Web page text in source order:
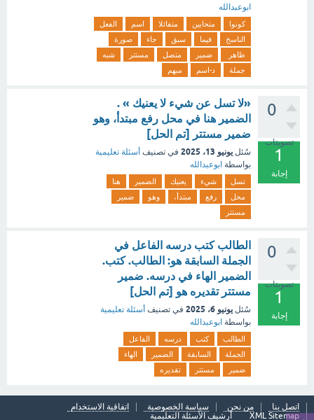
ابوعبدالله
كونوا متحابين متفائلا اسم
الفعل
الناسخ
فيما سبق جاء
صورة
ظاهر
ضمير متصل مستتر
شبه
جملة
د-اسم مبهم
0
تصويتات
1
إجابة
«لا تسل عن شيء لا يعنيك » .
الضمير هنا في محل رفع مبتدأ، وهو
ضمير مستتر [تم الحل]
سُئل يونيو 13، 2025 في تصنيف أسئلة تعليمية
بواسطة ابوعبدالله
تسل شيء يعنيك الضمير
هنا
محل
رفع مبتدأ، وهو
ضمير
مستتر
0
تصويتات
1
إجابة
الطالب كتب درسه الفاعل في
الجملة السابقة هو: الطالب. كتب.
الضمير الهاء في درسه. ضمير
مستتر تقديره هو [تم الحل]
سُئل يونيو 6، 2025 في تصنيف أسئلة تعليمية
بواسطة ابوعبدالله
الطالب كتب درسه
الفاعل
الجملة
السابقة الضمير
الهاء
ضمير
مستتر تقديره
اتصل بنا من نحن سياسة الخصوصية
اتفاقية الاستخدام
XML Sitemap
أرشيف الأسئلة التعليمية